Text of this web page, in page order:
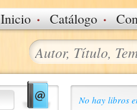
Inicio · Catálogo ·
No hay libros